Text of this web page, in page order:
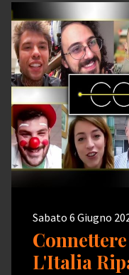
Sabato 6 Giugno
L'Italia